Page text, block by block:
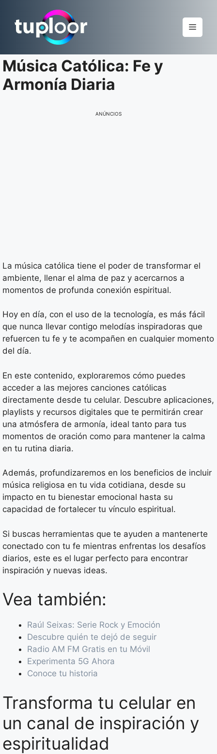
para
Menu
Música Católica: Fe y
Armonía Diaria
ANÚNCIOS
La música católica tiene el poder de transformar el
ambiente, llenar el alma de paz y acercarnos a
momentos de profunda conexión espiritual.
Hoy en día, con el uso de la tecnología, es más fácil
que nunca llevar contigo melodías inspiradoras que
refuercen tu fe y te acompañen en cualquier momento
del día.
En este contenido, exploraremos cómo puedes
acceder a las mejores canciones católicas
directamente desde tu celular. Descubre aplicaciones,
playlists y recursos digitales que te permitirán crear
una atmósfera de armonía, ideal tanto para tus
momentos de oración como para mantener la calma
en tu rutina diaria.
Además, profundizaremos en los beneficios de incluir
música religiosa en tu vida cotidiana, desde su
impacto en tu bienestar emocional hasta su
capacidad de fortalecer tu vínculo espiritual.
Si buscas herramientas que te ayuden a mantenerte
conectado con tu fe mientras enfrentas los desafíos
diarios, este es el lugar perfecto para encontrar
inspiración y nuevas ideas.
Vea también:
Raúl Seixas: Serie Rock y Emoción
Descubre quién te dejó de seguir
Radio AM FM Gratis en tu Móvil
Experimenta 5G Ahora
Conoce tu historia
Transforma tu celular en
un canal de inspiración y
espiritualidad